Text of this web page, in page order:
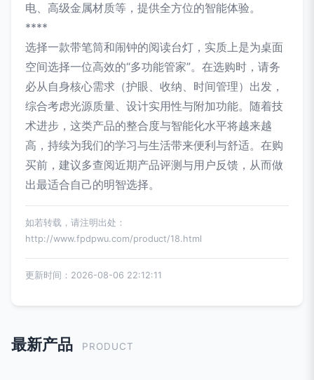
电、高级金属材质等，提供全方位的智能体验。
****
选择一款带笔筒和闹钟的阅读台灯，实质上是为桌面
空间选择一位高效的“多功能管家”。在选购时，请务
必从自身核心需求（护眼、收纳、时间管理）出发，
综合考虑光源质量、设计实用性与附加功能。随着技
术进步，这类产品的整合度与智能化水平将越来越
高，持续为我们的学习与生活带来便利与舒适。在购
买前，建议多查阅近期产品评测与用户反馈，从而做
出最适合自己的明智选择。
如若转载，请注明出处：
http://www.fpdpwu.com/product/18.html
更新时间：2026-08-06 22:12:11
最新产品 PRODUCT